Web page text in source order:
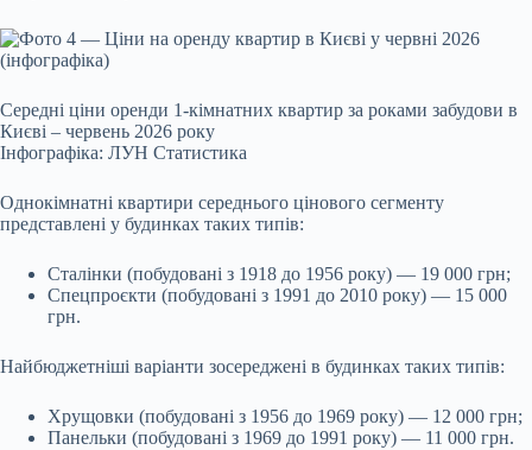
Середні ціни оренди 1-кімнатних квартир за роками забудови в
Києві – червень 2026 року
Інфографіка: ЛУН Статистика
Однокімнатні квартири середнього цінового сегменту
представлені у будинках таких типів:
Сталінки (побудовані з 1918 до 1956 року) — 19 000 грн;
Спецпроєкти (побудовані з 1991 до 2010 року) — 15 000
грн.
Найбюджетніші варіанти зосереджені в будинках таких типів:
Хрущовки (побудовані з 1956 до 1969 року) — 12 000 грн;
Панельки (побудовані з 1969 до 1991 року) — 11 000 грн.